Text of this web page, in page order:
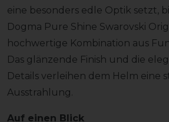
eine besonders edle Optik setzt,
Dogma Pure Shine Swarovski
hochwertige Kombination aus
Das glänzende Finish und die
Details verleihen dem Helm eine
Ausstrahlung.
Auf einen Blick